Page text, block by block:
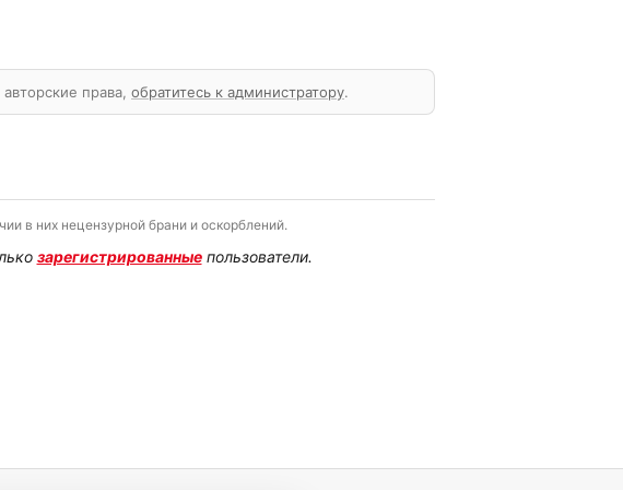
права, обратитесь к администратору.
в них нецензурной брани и оскорблений.
зарегистрированныепользователи.